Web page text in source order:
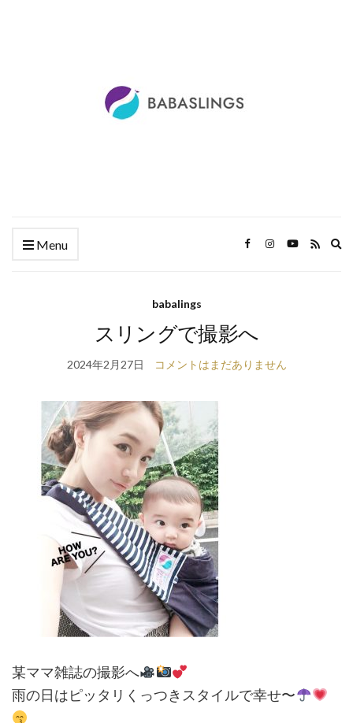
Menu
babalings
スリングで撮影へ
2024年2月27日 コメントはまだありません
某ママ雑誌の撮影へ
雨の日はピッタリくっつきスタイルで幸せ〜